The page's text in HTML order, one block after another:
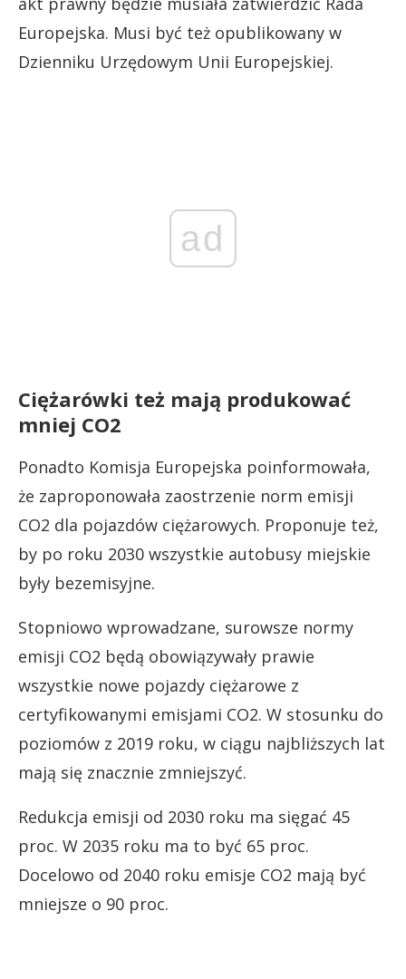
Europejska. Musi być też opublikowany w
Dzienniku Urzędowym Unii Europejskiej.
ad
Ciężarówki też mają produkować
mniej CO2
Ponadto Komisja Europejska poinformowała,
że zaproponowała zaostrzenie norm emisji
CO2 dla pojazdów ciężarowych. Proponuje też,
by po roku 2030 wszystkie autobusy miejskie
były bezemisyjne.
Stopniowo wprowadzane, surowsze normy
emisji CO2 będą obowiązywały prawie
wszystkie nowe pojazdy ciężarowe z
certyfikowanymi emisjami CO2. W stosunku do
poziomów z 2019 roku, w ciągu najbliższych lat
mają się znacznie zmniejszyć.
Redukcja emisji od 2030 roku ma sięgać 45
proc. W 2035 roku ma to być 65 proc.
Docelowo od 2040 roku emisje CO2 mają być
mniejsze o 90 proc.